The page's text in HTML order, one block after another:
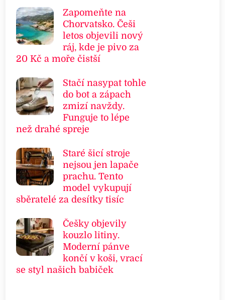
Zapomeňte na
Chorvatsko. Češi
letos objevili nový
ráj, kde je pivo za
20 Kč a moře čistší
Stačí nasypat tohle
do bot a zápach
zmizí navždy.
Funguje to lépe
než drahé spreje
Staré šicí stroje
nejsou jen lapače
prachu. Tento
model vykupují
sběratelé za desítky tisíc
Češky objevily
kouzlo litiny.
Moderní pánve
končí v koši, vrací
se styl našich babiček